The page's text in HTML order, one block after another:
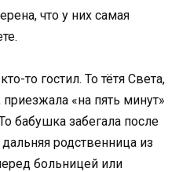
что у них самая
то гостил. То тётя Света,
«на пять минут»
бабушка забегала после
родственница из
больницей или